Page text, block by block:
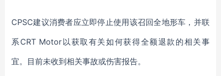
CPSC建议消费者应立即停止使用该召回全地形车，并联
系CRT Motor以获取有关如何获得全额退款的相关事
宜。目前未收到相关事故或伤害报告。